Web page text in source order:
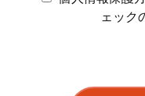
ェック